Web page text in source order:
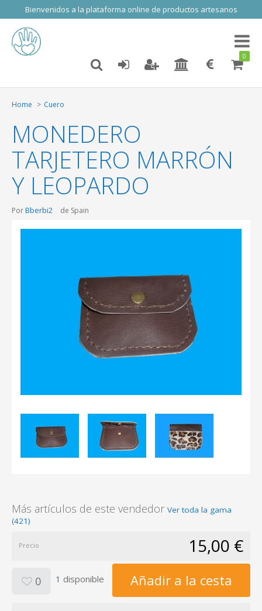
Bienvenidos a la plataforma online de productos artesanos
Toggle
0
Home Cuero
MONEDERO
TARJETERO MARRÓN
Y LEOPARDO
PorBberbi2 de Spain
Más artículos de este vendedor Ver toda la gama
(421)
Precio 15,00 €
0 1 disponible Añadir a la cesta